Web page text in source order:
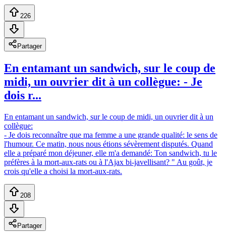
226
Partager
En entamant un sandwich, sur le coup de
midi, un ouvrier dit à un collègue: - Je
dois r...
En entamant un sandwich, sur le coup de midi, un ouvrier dit à un
collègue:
- Je dois reconnaître que ma femme a une grande qualité: le sens de
l'humour. Ce matin, nous nous étions sévèrement disputés. Quand
elle a préparé mon déjeuner, elle m'a demandé: Ton sandwich, tu le
préfères à la mort-aux-rats ou à l'Ajax bi-javellisant? " Au goût, je
crois qu'elle a choisi la mort-aux-rats.
208
Partager